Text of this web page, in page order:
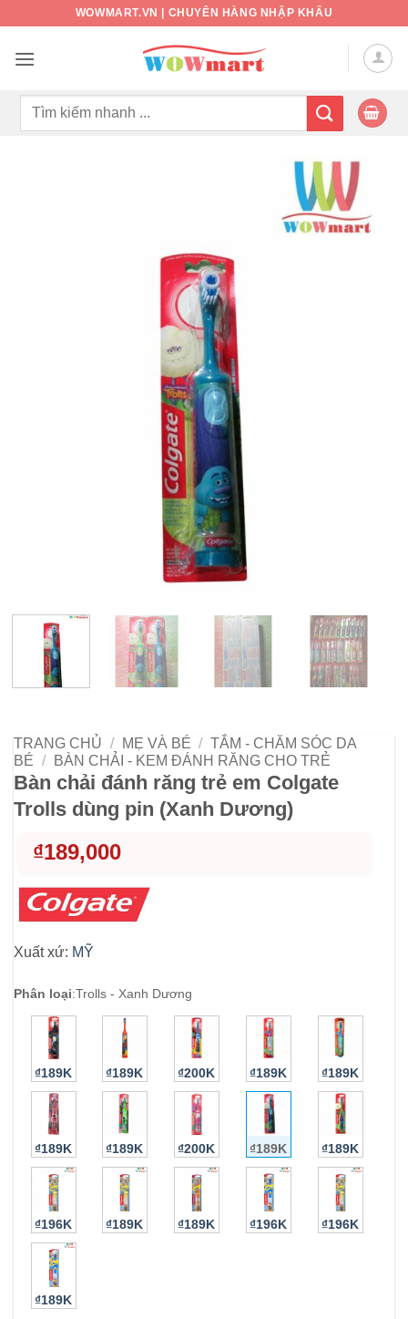
nội
WOWMART.VN | CHUYÊN HÀNG NHẬP KHẨU
Tìm
TRANG CHỦ / MẸ VÀ BÉ / TẮM - CHĂM SÓC DA
BÉ / BÀN CHẢI - KEM ĐÁNH RĂNG CHO TRẺ
Bàn chải đánh răng trẻ em Colgate
Trolls dùng pin (Xanh Dương)
₫189,000
Xuất xứ: MỸ
Phân loại:Trolls - Xanh Dương
₫189K ₫189K ₫200K ₫189K ₫189K
₫189K ₫189K ₫200K ₫189K ₫189K
₫196K ₫189K ₫189K ₫196K ₫196K
₫189K